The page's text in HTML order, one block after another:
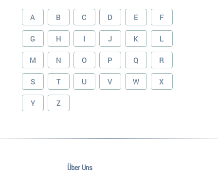
A B C D E F
G H I J K L
M N O P Q R
S T U V W X
Y Z
Über Uns